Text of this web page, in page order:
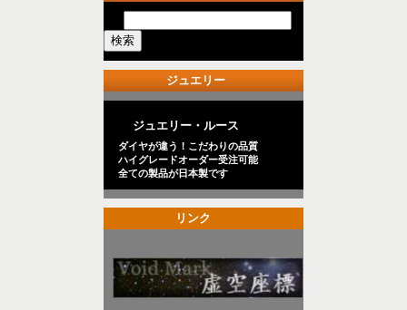
ジュエリー
ジュエリー・ルース
ダイヤが違う！こだわりの品質
ハイグレードオーダー受注可能
全ての製品が日本製です
リンク